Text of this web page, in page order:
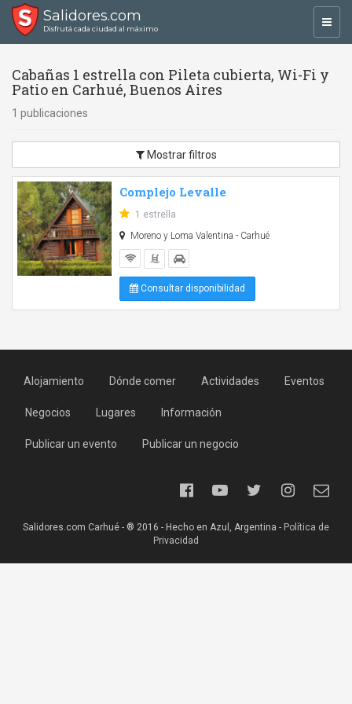
Salidores.com
Disfrutá cada ciudad al máximo
Cabañas 1 estrella con Pileta cubierta, Wi-Fi y
Patio en Carhué, Buenos Aires
1 publicaciones
Mostrar filtros
Complejo Levalle
1 estrella
Moreno y Loma Valentina - Carhué
Consultar disponibilidad
Alojamiento Dónde comer Actividades Eventos
Negocios Lugares Información
Publicar un evento Publicar un negocio
Salidores.com Carhué - ® 2016 - Hecho en Azul, Argentina - Política de
Privacidad